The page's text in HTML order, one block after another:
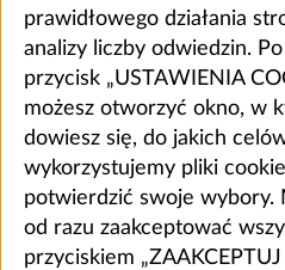
prawidłowego działania
analizy liczby odwiedzin.
przycisk „USTAWIENIA
możesz otworzyć okno, w
dowiesz się, do jakich
wykorzystujemy pliki
potwierdzić swoje wybory.
od razu zaakceptować
przyciskiem „ZAAKCEPTUJ